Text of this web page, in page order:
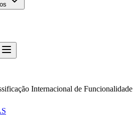
Internacional de Funcionalidade